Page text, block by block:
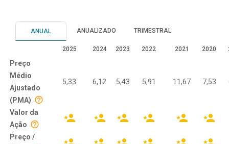
ANUAL ANUALIZADO TRIMESTRAL
2025 2024 2023 2022 2021 2020
Preço
Médio
Ajustado
(PMA)
5,33 6,12 5,43 5,91 11,67 7,53
Valor da
Ação
Preço /